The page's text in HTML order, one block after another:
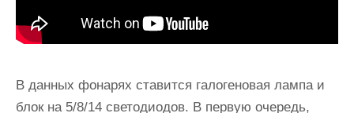
В данных фонарях ставится галогеновая лампа и
блок на 5/8/14 светодиодов. В первую очередь,